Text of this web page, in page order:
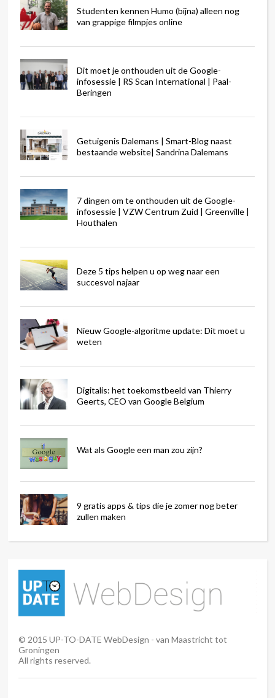
Studenten kennen Humo (bijna) alleen nog
van grappige filmpjes online
Dit moet je onthouden uit de Google-
infosessie | RS Scan International | Paal-
Beringen
Getuigenis Dalemans | Smart-Blog naast
bestaande website| Sandrina Dalemans
7 dingen om te onthouden uit de Google-
infosessie | VZW Centrum Zuid | Greenville |
Houthalen
Deze 5 tips helpen u op weg naar een
succesvol najaar
Nieuw Google-algoritme update: Dit moet u
weten
Digitalis: het toekomstbeeld van Thierry
Geerts, CEO van Google Belgium
Wat als Google een man zou zijn?
9 gratis apps & tips die je zomer nog beter
zullen maken
© 2015 UP-TO-DATE WebDesign - van Maastricht tot
Groningen
All rights reserved.